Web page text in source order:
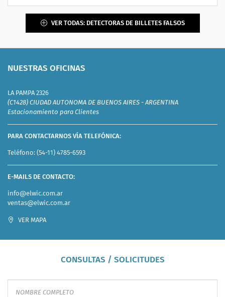
VER TODAS: DETECTORAS DE BILLETES FALSOS
NUESTRAS OFICINAS
LA PAMPA 2326
(C1428) CIUDAD AUTONOMA DE BUENOS AIRES - ARGENTINA
Estacionamiento para Clientes
PARA CONTACTARNOS VÍA TELEFÓNICA:
Teléfono:(54-11) 4785-6593
E-MAILS DE CONTACTO:
info@elwic.com.ar
ventas@elwic.com.ar
VER MAPA
CONSULTAS / SOLICITUDES